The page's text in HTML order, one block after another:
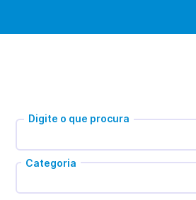
Digite o que procura
Categoria